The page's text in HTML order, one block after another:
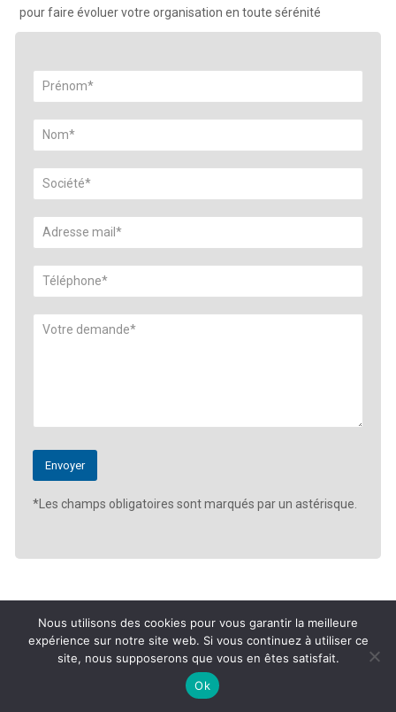
pour faire évoluer votre organisation en toute sérénité
*Les champs obligatoires sont marqués par un astérisque.
Nous utilisons des cookies pour vous garantir la meilleure
expérience sur notre site web. Si vous continuez à utiliser ce
site, nous supposerons que vous en êtes satisfait.
Ok